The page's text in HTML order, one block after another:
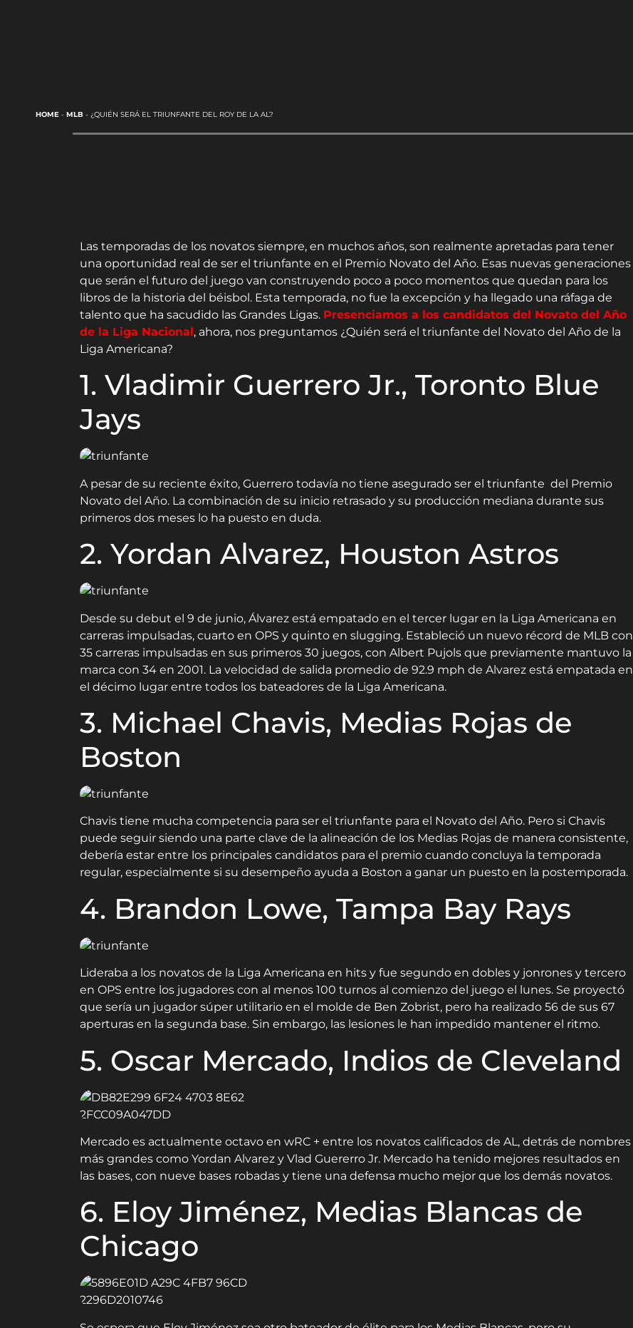
HOME- MLB- ¿QUIÉN SERÁ EL TRIUNFANTE DEL ROY DE LA AL?
Las temporadas de los novatos siempre, en muchos años, son realmente apretadas para tener
una oportunidad real de ser el triunfante en el Premio Novato del Año. Esas nuevas generaciones
que serán el futuro del juego van construyendo poco a poco momentos que quedan para los
libros de la historia del béisbol. Esta temporada, no fue la excepción y ha llegado una ráfaga de
talento que ha sacudido las Grandes Ligas. Presenciamos a los candidatos del Novato del Año
de la Liga Nacional, ahora, nos preguntamos ¿Quién será el triunfante del Novato del Año de la
Liga Americana?
1. Vladimir Guerrero Jr., Toronto Blue
Jays
A pesar de su reciente éxito, Guerrero todavía no tiene asegurado ser el triunfante del Premio
Novato del Año. La combinación de su inicio retrasado y su producción mediana durante sus
primeros dos meses lo ha puesto en duda.
2. Yordan Alvarez, Houston Astros
Desde su debut el 9 de junio, Álvarez está empatado en el tercer lugar en la Liga Americana en
carreras impulsadas, cuarto en OPS y quinto en slugging. Estableció un nuevo récord de MLB con
35 carreras impulsadas en sus primeros 30 juegos, con Albert Pujols que previamente mantuvo la
marca con 34 en 2001. La velocidad de salida promedio de 92.9 mph de Alvarez está empatada en
el décimo lugar entre todos los bateadores de la Liga Americana.
3. Michael Chavis, Medias Rojas de
Boston
Chavis tiene mucha competencia para ser el triunfante para el Novato del Año. Pero si Chavis
puede seguir siendo una parte clave de la alineación de los Medias Rojas de manera consistente,
debería estar entre los principales candidatos para el premio cuando concluya la temporada
regular, especialmente si su desempeño ayuda a Boston a ganar un puesto en la postemporada.
4. Brandon Lowe, Tampa Bay Rays
Lideraba a los novatos de la Liga Americana en hits y fue segundo en dobles y jonrones y tercero
en OPS entre los jugadores con al menos 100 turnos al comienzo del juego el lunes. Se proyectó
que sería un jugador súper utilitario en el molde de Ben Zobrist, pero ha realizado 56 de sus 67
aperturas en la segunda base. Sin embargo, las lesiones le han impedido mantener el ritmo.
5. Oscar Mercado, Indios de Cleveland
Mercado es actualmente octavo en wRC + entre los novatos calificados de AL, detrás de nombres
más grandes como Yordan Alvarez y Vlad Guererro Jr. Mercado ha tenido mejores resultados en
las bases, con nueve bases robadas y tiene una defensa mucho mejor que los demás novatos.
6. Eloy Jiménez, Medias Blancas de
Chicago